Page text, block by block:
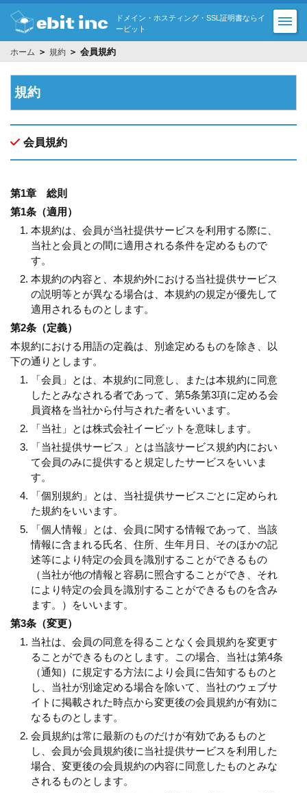
ドメイン・ホスティング・SSL証明書ならイ
ービット
ホーム ＞ 規約 ＞ 会員規約
規約
会員規約
第1章 総則
第1条（適用）
本規約は、会員が当社提供サービスを利用する際に、
当社と会員との間に適用される条件を定めるもので
す。
本規約の内容と、本規約外における当社提供サービス
の説明等とが異なる場合は、本規約の規定が優先して
適用されるものとします。
第2条（定義）
本規約における用語の定義は、別途定めるものを除き、以
下の通りとします。
「会員」とは、本規約に同意し、または本規約に同意
したとみなされる者であって、第5条第3項に定める会
員資格を当社から付与された者をいいます。
「当社」とは株式会社イービットを意味します。
「当社提供サービス」とは当該サービス規約内におい
て会員のみに提供すると規定したサービスをいいま
す。
「個別規約」とは、当社提供サービスごとに定められ
た規約をいいます。
「個人情報」とは、会員に関する情報であって、当該
情報に含まれる氏名、住所、生年月日、そのほかの記
述等により特定の会員を識別することができるもの
（当社が他の情報と容易に照合することができ、それ
により特定の会員を識別することができるものを含み
ます。）をいいます。
第3条（変更）
当社は、会員の同意を得ることなく会員規約を変更す
ることができるものとします。この場合、当社は第4条
（通知）に規定する方法により会員に告知するものと
し、当社が別途定める場合を除いて、当社のウェブサ
イトに掲載された時点から変更後の会員規約が有効に
なるものとします。
会員規約は常に最新のものだけが有効であるものと
し、会員が会員規約後に当社提供サービスを利用した
場合、変更後の会員規約の内容に同意したものとみな
されるものとします。